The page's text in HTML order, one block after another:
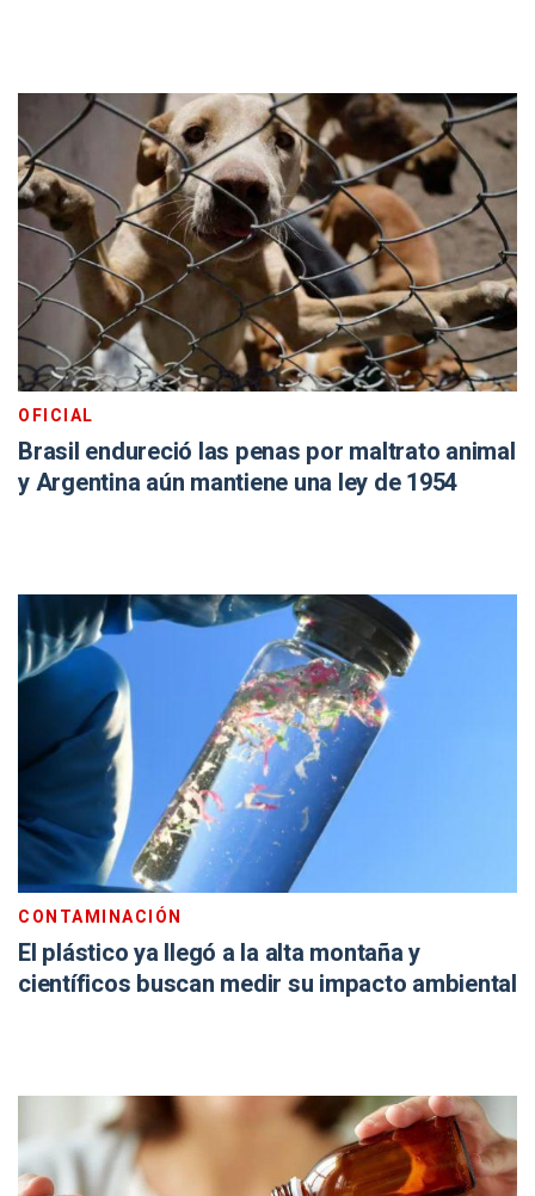
OFICIAL
Brasil endureció las penas por maltrato animal
y Argentina aún mantiene una ley de 1954
CONTAMINACIÓN
El plástico ya llegó a la alta montaña y
científicos buscan medir su impacto ambiental